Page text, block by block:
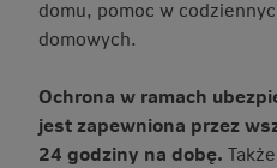
domu, pomoc w
domowych.
Ochrona w ramach
jest zapewniona przez
24 godziny na dobę.